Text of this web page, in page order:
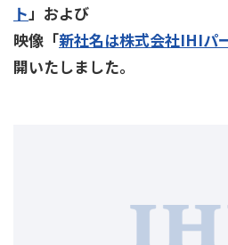
ト 」および
映像「新社名は株式会社IHIパ
開いたしました。